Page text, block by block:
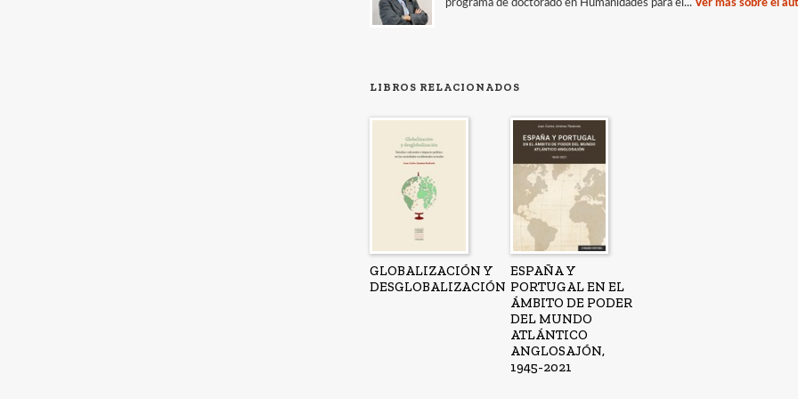
programa de doctorado en Humanidades para el... Ver más sobre el
LIBROS RELACIONADOS
GLOBALIZACIÓN Y
DESGLOBALIZACIÓN
ESPAÑA Y
PORTUGAL EN EL
ÁMBITO DE PODER
DEL MUNDO
ATLÁNTICO
ANGLOSAJÓN,
1945-2021